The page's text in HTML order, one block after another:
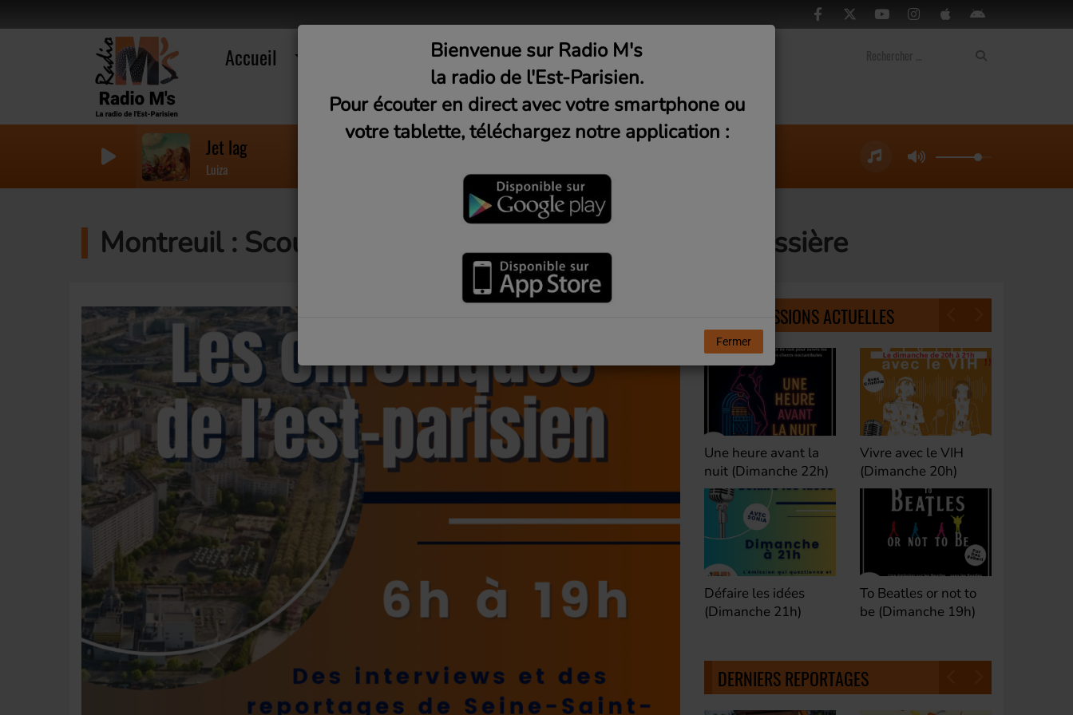
Accueil Musique Médias
Jet lag
Luiza
Montreuil : Scouts et guides de France groupe La Boissière
NOS ÉMISSIONS ACTUELLES
Une heure avant la
Défaire les idées
(Dimanche 21h)
Vivre avec le VIH
(Dimanche 20h)
To Beatles or not to
be (Dimanche 19h)
Club M's le Mix by
David (Lundi, jeudi et
samedi 23h)
Fan de Funk (Samedi
21h)
DERNIERS REPORTAGES
Bienvenue sur Radio M's
la radio de l'Est-Parisien.
Pour écouter en direct avec votre smartphone ou
votre tablette, téléchargez notre application :
Fermer